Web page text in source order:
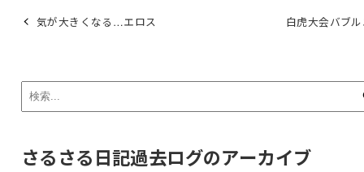
気が大きくなる…エロス 白虎大会バブ
さるさる日記過去ログのアーカイブ